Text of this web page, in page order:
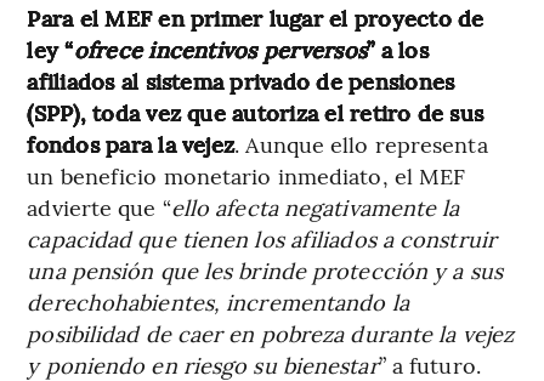
Para el MEF en primer lugar el proyecto de
ley “ofrece incentivos perversos” a los
afiliados al sistema privado de pensiones
(SPP), toda vez que autoriza el retiro de sus
fondos para la vejez. Aunque ello representa
un beneficio monetario inmediato, el MEF
advierte que “ello afecta negativamente la
capacidad que tienen los afiliados a construir
una pensión que les brinde protección y a sus
derechohabientes, incrementando la
posibilidad de caer en pobreza durante la vejez
y poniendo en riesgo su bienestar” a futuro.